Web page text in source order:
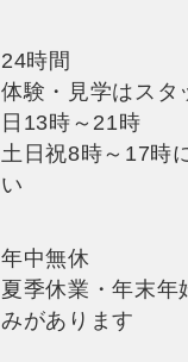
24時間
体験・見学はスタ
日13時～21時
土日祝8時～17時
い
年中無休
夏季休業・年末年
みがあります